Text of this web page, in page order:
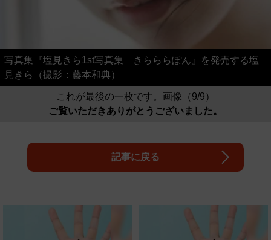
写真集『塩見きら1st写真集 きらららぽん』を発売する塩
見きら（撮影：藤本和典）
これが最後の一枚です。画像（9/9）
ご覧いただきありがとうございました。
記事に戻る